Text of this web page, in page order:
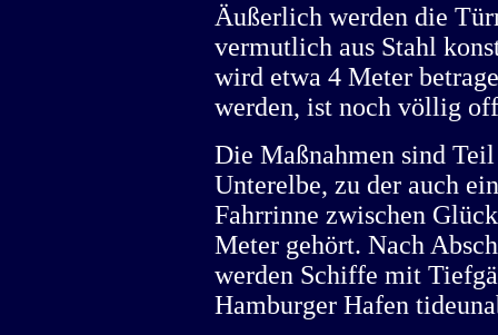
Äußerlich werden die
vermutlich aus Stahl
wird etwa 4 Meter
werden, ist noch völlig
Die Maßnahmen sind
Unterelbe, zu der auch
Fahrrinne zwischen
Meter gehört. Nach
werden Schiffe mit
Hamburger Hafen